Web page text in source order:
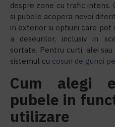
despre zone cu trafic intens.
si pubele acopera nevoi
in exterior si optiuni care pot
a deseurilor, inclusiv in
sortate. Pentru curti, alei
sistemul cu cosuri de gunoi
Cum alegi
pubele in
utilizare